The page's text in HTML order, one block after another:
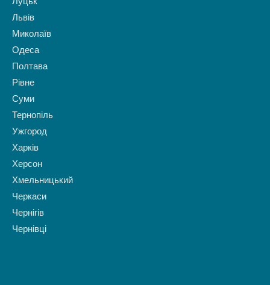
Львів
Миколаїв
Одеса
Полтава
Рівне
Суми
Тернопіль
Ужгород
Харків
Херсон
Хмельницький
Черкаси
Чернігів
Чернівці